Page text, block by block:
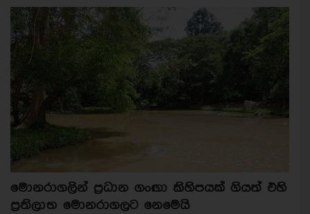
මොනරාගලින් ප්‍රධාන ගංඟා කිහිපයක් ගියත් එහි
ප්‍රතිලාභ මොනරාගලට නෙමෙයි